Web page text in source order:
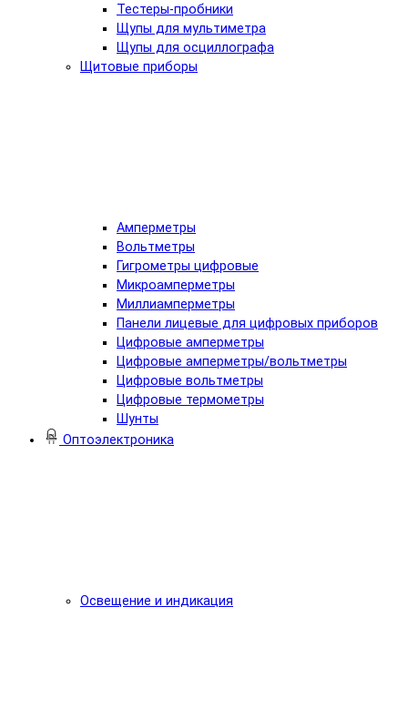
Тестеры-пробники
Щупы для мультиметра
Щупы для осциллографа
Щитовые приборы
Амперметры
Вольтметры
Гигрометры цифровые
Микроамперметры
Миллиамперметры
Панели лицевые для цифровых приборов
Цифровые амперметры
Цифровые амперметры/вольтметры
Цифровые вольтметры
Цифровые термометры
Шунты
Оптоэлектроника
Освещение и индикация